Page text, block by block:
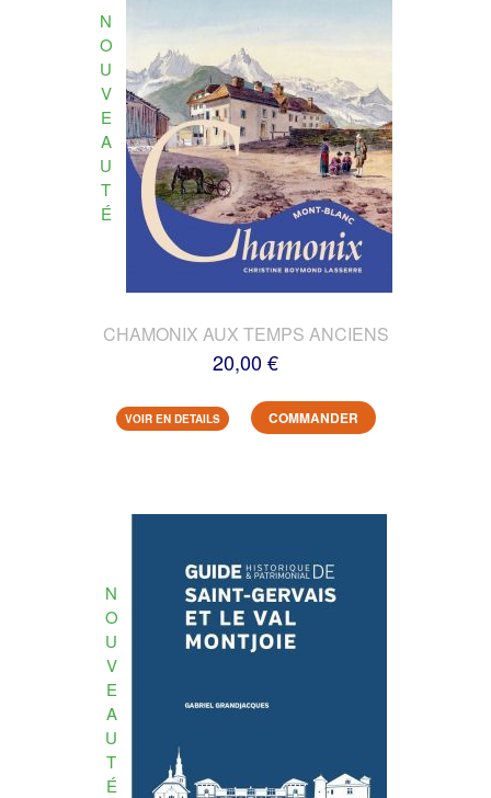
N
O
U
V
E
A
U
T
É
CHAMONIX AUX TEMPS ANCIENS
20,00 €
VOIR EN DETAILS COMMANDER
N
O
U
V
E
A
U
T
É